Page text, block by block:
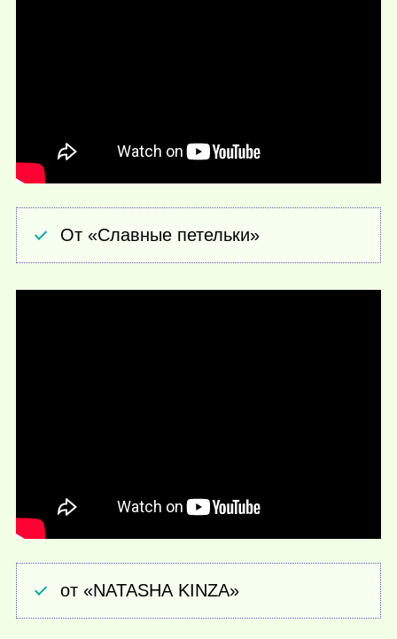
От «Славные петельки»
от «NATASHA KINZA»